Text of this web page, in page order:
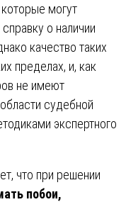
могут
о наличии
качество таких
пределах, и, как
не имеют
судебной
экспертного
что при решении
побои,